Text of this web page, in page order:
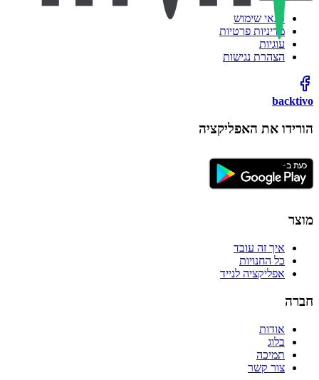
תנאי שימוש
מדיניות פרטיות
עוגיות
הצהרת נגישות
backtivo
הורידו את האפליקציה
מוצר
איך זה עובד
כל החנויות
אפליקציה לנייד
חברה
אודות
בלוג
תמיכה
צור קשר